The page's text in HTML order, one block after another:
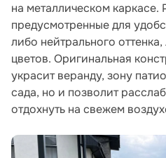
на металлическом
предусмотренные для
либо нейтрального
цветов. Оригинальная
украсит веранду, зону
сада, но и позволит
отдохнуть на свежем